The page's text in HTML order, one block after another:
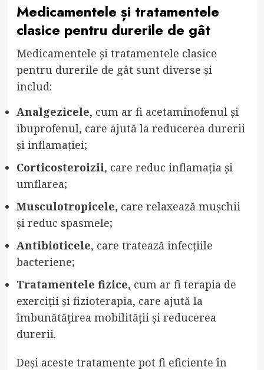
Medicamentele și tratamentele
clasice pentru durerile de gât
Medicamentele și tratamentele clasice
pentru durerile de gât sunt diverse și
includ:
Analgezicele, cum ar fi acetaminofenul și
ibuprofenul, care ajută la reducerea durerii
și inflamației;
Corticosteroizii, care reduc inflamația și
umflarea;
Musculotropicele, care relaxează mușchii
și reduc spasmele;
Antibioticele, care tratează infecțiile
bacteriene;
Tratamentele fizice, cum ar fi terapia de
exerciții și fizioterapia, care ajută la
îmbunătățirea mobilității și reducerea
durerii.
Deși aceste tratamente pot fi eficiente în